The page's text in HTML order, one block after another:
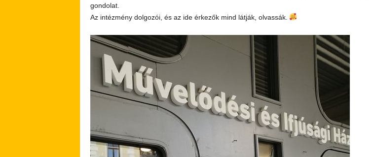
gondolat.
Az intézmény dolgozói, és az ide érkezők mind látják, olvassák.